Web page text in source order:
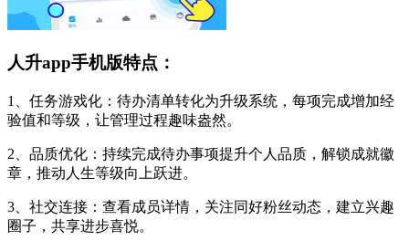
人升app手机版特点：
1、任务游戏化：待办清单转化为升级系统，每项完成增加经
验值和等级，让管理过程趣味盎然。
2、品质优化：持续完成待办事项提升个人品质，解锁成就徽
章，推动人生等级向上跃进。
3、社交连接：查看成员详情，关注同好粉丝动态，建立兴趣
圈子，共享进步喜悦。